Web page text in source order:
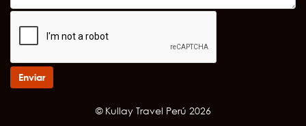
Enviar
© Kullay Travel Perú 2026